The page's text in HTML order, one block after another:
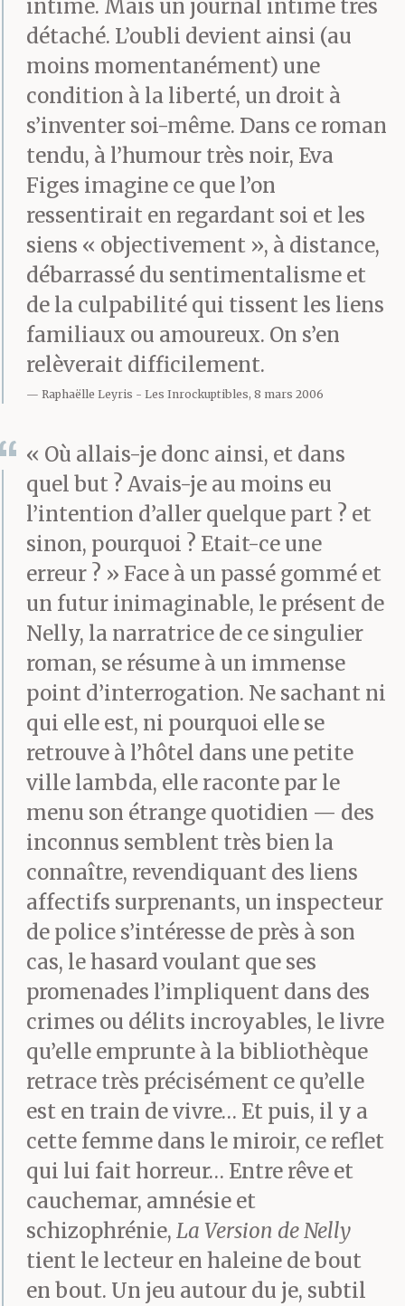
intime. Mais un journal intime très
détaché. L’oubli devient ainsi (au
moins momentanément) une
condition à la liberté, un droit à
s’inventer soi-même. Dans ce roman
tendu, à l’humour très noir, Eva
Figes imagine ce que l’on
ressentirait en regardant soi et les
siens « objectivement », à distance,
débarrassé du sentimentalisme et
de la culpabilité qui tissent les liens
familiaux ou amoureux. On s’en
relèverait difficilement.
Raphaëlle Leyris Les Inrockuptibles, 8 mars 2006
« Où allais-je donc ainsi, et dans
quel but ? Avais-je au moins eu
l’intention d’aller quelque part ? et
sinon, pourquoi ? Etait-ce une
erreur ? » Face à un passé gommé et
un futur inimaginable, le présent de
Nelly, la narratrice de ce singulier
roman, se résume à un immense
point d’interrogation. Ne sachant ni
qui elle est, ni pourquoi elle se
retrouve à l’hôtel dans une petite
ville lambda, elle raconte par le
menu son étrange quotidien — des
inconnus semblent très bien la
connaître, revendiquant des liens
affectifs surprenants, un inspecteur
de police s’intéresse de près à son
cas, le hasard voulant que ses
promenades l’impliquent dans des
crimes ou délits incroyables, le livre
qu’elle emprunte à la bibliothèque
retrace très précisément ce qu’elle
est en train de vivre… Et puis, il y a
cette femme dans le miroir, ce reflet
qui lui fait horreur… Entre rêve et
cauchemar, amnésie et
schizophrénie, La Version de Nelly
tient le lecteur en haleine de bout
en bout. Un jeu autour du je, subtil